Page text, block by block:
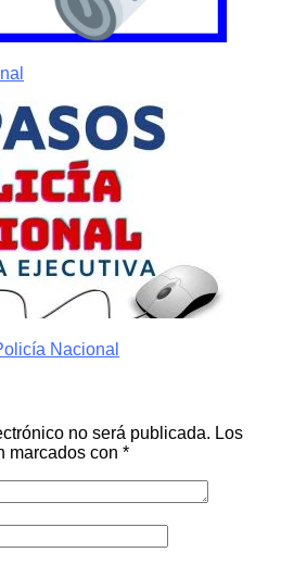
Nacional
no será publicada. Los
marcados con *